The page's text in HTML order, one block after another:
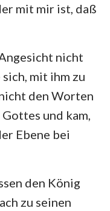
mit mir ist, daß
nicht
mit ihm zu
den Worten
und kam,
Ebene bei
den König
zu seinen